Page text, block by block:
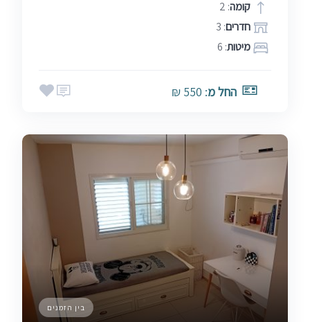
קומה: 2
חדרים: 3
מיטות: 6
החל מ: 550 ₪
בין הזמנים